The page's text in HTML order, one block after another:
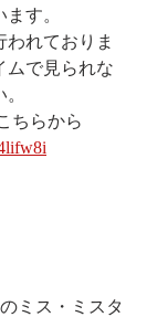
す。
われておりま
ムで見られな
。
ちらから
のミス・ミスタ